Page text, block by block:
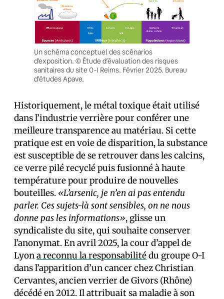
Un schéma conceptuel des scénarios
d’exposition. © Étude d’évaluation des risques
sanitaires du site O-I Reims. Février 2025. Bureau
d’études Apave.
Historiquement, le métal toxique était utilisé
dans l’industrie verrière pour conférer une
meilleure transparence au matériau. Si cette
pratique est en voie de disparition, la substance
est susceptible de se retrouver dans les calcins,
ce verre pilé recyclé puis fusionné à haute
température pour produire de nouvelles
bouteilles. «L’arsenic, je n’en ai pas entendu
parler. Ces sujets-là sont sensibles, on ne nous
donne pas les informations», glisse un
syndicaliste du site, qui souhaite conserver
l’anonymat. En avril 2025, la cour d’appel de
Lyona reconnu la responsabilitédu groupe O-I
dans l’apparition d’un cancer chez Christian
Cervantes, ancien verrier de Givors (Rhône)
décédé en 2012. Il attribuait sa maladie à son